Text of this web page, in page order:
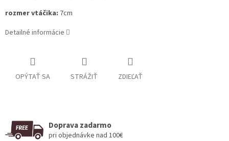
rozmer vtáčika: 7cm
Detailné informácie
OPÝTAŤ SA STRÁŽIŤ ZDIEĽAŤ
Doprava zadarmo
pri objednávke nad 100€